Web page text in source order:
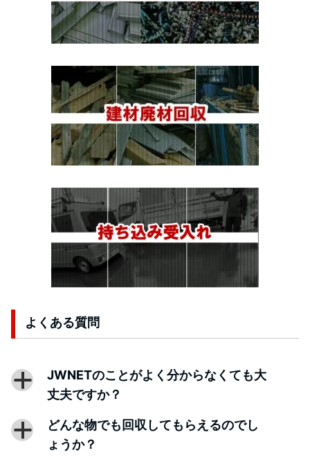
よくある質問
a
JWNETのことがよく分からなくても大
丈夫ですか？
a
どんな物でも回収してもらえるのでし
ょうか？